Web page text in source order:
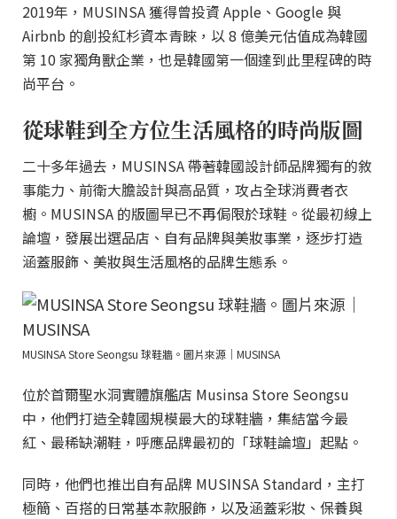
2019年，MUSINSA 獲得曾投資 Apple、Google 與
Airbnb 的創投紅杉資本青睞，以 8 億美元估值成為韓國
第 10 家獨角獸企業，也是韓國第一個達到此里程碑的時
尚平台。
從球鞋到全方位生活風格的時尚版圖
二十多年過去，MUSINSA 帶著韓國設計師品牌獨有的敘
事能力、前衛大膽設計與高品質，攻占全球消費者衣
櫥。MUSINSA 的版圖早已不再侷限於球鞋。從最初線上
論壇，發展出選品店、自有品牌與美妝事業，逐步打造
涵蓋服飾、美妝與生活風格的品牌生態系。
MUSINSA Store Seongsu 球鞋牆。圖片來源｜MUSINSA
位於首爾聖水洞實體旗艦店 Musinsa Store Seongsu
中，他們打造全韓國規模最大的球鞋牆，集結當今最
紅、最稀缺潮鞋，呼應品牌最初的「球鞋論壇」起點。
同時，他們也推出自有品牌 MUSINSA Standard，主打
極簡、百搭的日常基本款服飾，以及涵蓋彩妝、保養與